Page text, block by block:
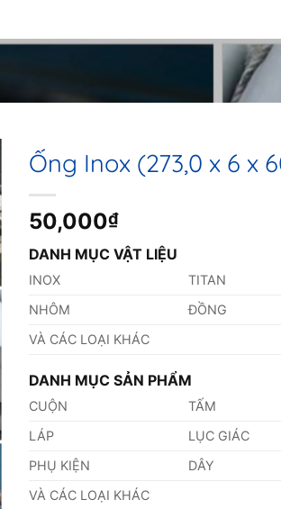
Ống Inox (273,0 x 6 x
50,000₫
DANH MỤC VẬT LIỆU
INOX TITAN
NHÔM
ĐỒNG
VÀ CÁC LOẠI KHÁC
DANH MỤC SẢN PHẨM
CUỘN TẤM
LÁP
LỤC GIÁC
PHỤ KIỆN
DÂY
VÀ CÁC LOẠI KHÁC